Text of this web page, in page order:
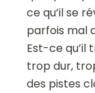
ce qu’il se
parfois mal
Est-ce qu’il
trop dur,
des pistes